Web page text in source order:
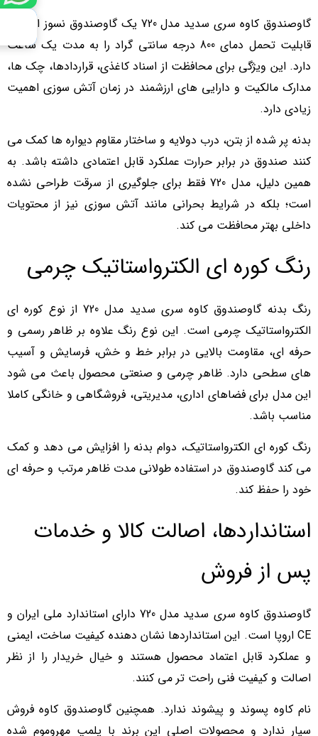
گاوصندوق کاوه سری سدید مدل 720 یک گاوصندوق نسوز است و
قابلیت تحمل دمای 800 درجه سانتی گراد را به مدت یک ساعت
دارد. این ویژگی برای محافظت از اسناد کاغذی، قراردادها، چک ها،
مدارک مالکیت و دارایی های ارزشمند در زمان آتش سوزی اهمیت
زیادی دارد.
بدنه پر شده از بتن، درب دولایه و ساختار مقاوم دیواره ها کمک می
کنند صندوق در برابر حرارت عملکرد قابل اعتمادی داشته باشد. به
همین دلیل، مدل 720 فقط برای جلوگیری از سرقت طراحی نشده
است؛ بلکه در شرایط بحرانی مانند آتش سوزی نیز از محتویات
داخلی بهتر محافظت می کند.
رنگ کوره ای الکترواستاتیک چرمی
رنگ بدنه گاوصندوق کاوه سری سدید مدل 720 از نوع کوره ای
الکترواستاتیک چرمی است. این نوع رنگ علاوه بر ظاهر رسمی و
حرفه ای، مقاومت بالایی در برابر خط و خش، فرسایش و آسیب
های سطحی دارد. ظاهر چرمی و صنعتی محصول باعث می شود
این مدل برای فضاهای اداری، مدیریتی، فروشگاهی و خانگی کاملا
مناسب باشد.
رنگ کوره ای الکترواستاتیک، دوام بدنه را افزایش می دهد و کمک
می کند گاوصندوق در استفاده طولانی مدت ظاهر مرتب و حرفه ای
خود را حفظ کند.
استانداردها، اصالت کالا و خدمات
پس از فروش
گاوصندوق کاوه سری سدید مدل 720 دارای استاندارد ملی ایران و
CE اروپا است. این استانداردها نشان دهنده کیفیت ساخت، ایمنی
و عملکرد قابل اعتماد محصول هستند و خیال خریدار را از نظر
اصالت و کیفیت فنی راحت تر می کنند.
نام کاوه پسوند و پیشوند ندارد. همچنین گاوصندوق کاوه فروش
سیار ندارد و محصولات اصلی این برند با پلمپ مهروموم شده